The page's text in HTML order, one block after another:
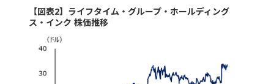
【図表2】ライフタイム・グループ・ホールディング
ス・インク 株価推移